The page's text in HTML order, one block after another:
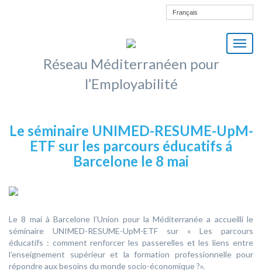
Français
Réseau Méditerranéen pour
l’Employabilité
M
e
Le séminaire UNIMED-RESUME-UpM-
ETF sur les parcours éducatifs á
Barcelone le 8 mai
Le 8 mai à Barcelone l’Union pour la Méditerranée a accueilli le
séminaire UNIMED-RESUME-UpM-ETF sur « Les parcours
éducatifs : comment renforcer les passerelles et les liens entre
l’enseignement supérieur et la formation professionnelle pour
répondre aux besoins du monde socio-économique ?».